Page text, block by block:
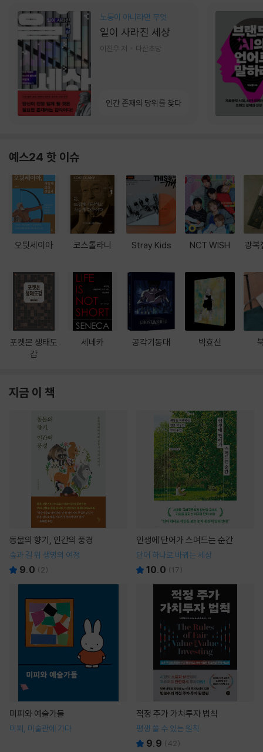
노동이 아니라면 무엇
일이 사라진 세상
이진우 저 다산초당
인간 존재의 당위를 찾다
예스24 핫 이슈
오뒷세이아
포켓몬 생태도
감
코스톨라니
세네카
Stray Kids
공각기동대
NCT WISH
박효신
광복
지금 이 책
동물의 향기, 인간의 풍경
숲과 길 위 생명의 여정
9.0 ( 2)
인생에 단어가 스며드는 순간
단어 하나로 바뀌는 세상
10.0 (17)
미피와 예술가들
미피, 미술관에 가다
적정 주가 가치투자 법칙
평생 쓸 수 있는 원칙
9.9 (42)